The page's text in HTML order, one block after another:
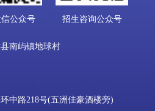
公众号 招生咨询公众号
南屿镇地球村
中路218号(五洲佳豪酒楼旁)